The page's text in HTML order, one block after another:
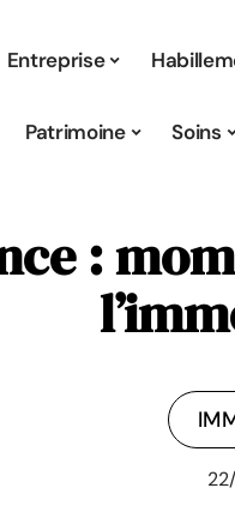
Entreprise
Patrimoine Soins
: